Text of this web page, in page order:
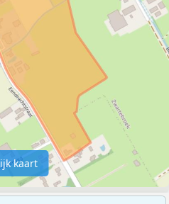
kaart